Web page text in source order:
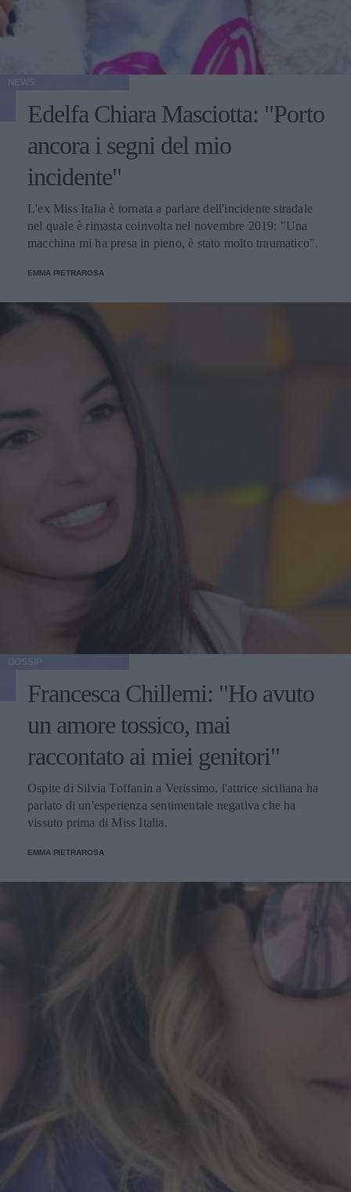
Edelfa Chiara Masciotta: "Porto
ancora i segni del mio
incidente"
L'ex Miss Italia è tornata a parlare dell'incidente stradale
nel quale è rimasta coinvolta nel novembre 2019: "Una
macchina mi ha presa in pieno, è stato molto traumatico".
EMMA PIETRAROSA
Francesca Chillemi: "Ho avuto
un amore tossico, mai
raccontato ai miei genitori"
Ospite di Silvia Toffanin a Verissimo, l'attrice siciliana ha
parlato di un'esperienza sentimentale negativa che ha
vissuto prima di Miss Italia.
EMMA PIETRAROSA